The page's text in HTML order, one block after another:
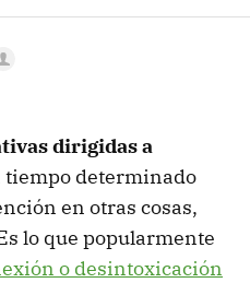
dirigidas a
tiempo determinado
en otras cosas,
lo que popularmente
o desintoxicación